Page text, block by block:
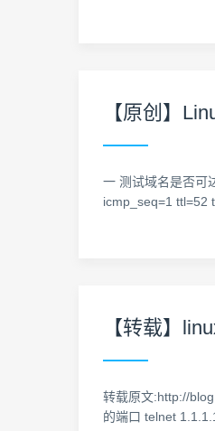
【原创】
一 测试域名是否可
icmp_seq=1 ttl=52
【转载】
转载原文:http://
的端口 telnet